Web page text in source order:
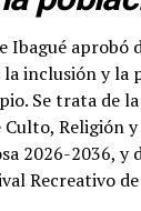
Ibagué aprobó
inclusión y la
Se trata de
Religión
2026-2036, y
Recreativo de